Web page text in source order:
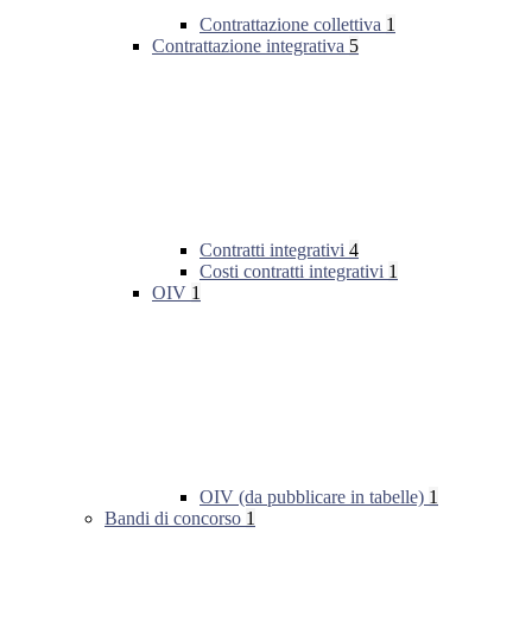
Contrattazione collettiva 1
Contrattazione integrativa 5
Contratti integrativi 4
Costi contratti integrativi 1
OIV 1
OIV (da pubblicare in tabelle) 1
Bandi di concorso 1